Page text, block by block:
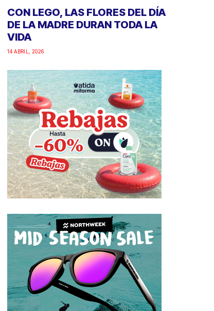
CON LEGO, LAS FLORES DEL DÍA
DE LA MADRE DURAN TODA LA
VIDA
14 ABRIL, 2026